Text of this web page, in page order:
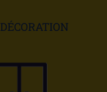
DÉCORATION